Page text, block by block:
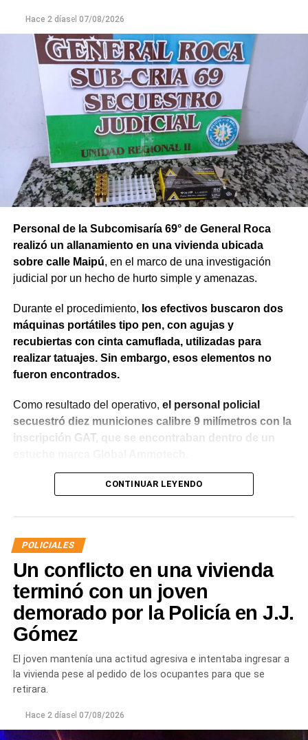
Hace 2 díasel 07/08/2026
Personal de la Subcomisaría 69° de General Roca
realizó un allanamiento en una vivienda ubicada
sobre calle Maipú, en el marco de una investigación
judicial por un hecho de hurto simple y amenazas.
Durante el procedimiento, los efectivos buscaron dos
máquinas portátiles tipo pen, con agujas y
recubiertas con cinta camuflada, utilizadas para
realizar tatuajes. Sin embargo, esos elementos no
fueron encontrados.
Como resultado del operativo, el personal policial
secuestró diez municiones calibre 9 milímetros con la
inscripción GAT, que se encontraban dentro de un
Tras el hallazgo, se dio intervención a la Fiscalía N° 6,
calidad de secuestro y queden a disposición de la
CONTINUAR LEYENDO
POLICIALES
Un conflicto en una vivienda
terminó con un joven
demorado por la Policía en J.J.
Gómez
El joven mantenía una actitud agresiva e intentaba ingresar a
la vivienda pese al pedido de los ocupantes para que se
retirara.
Hace 2 díasel 07/08/2026